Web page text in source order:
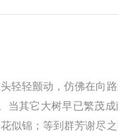
轻轻颤动，仿佛在向
当其它大树早已繁茂
似锦；等到群芳谢尽之